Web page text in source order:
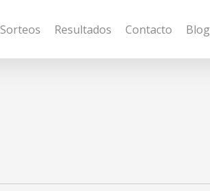
Sorteos Resultados Contacto Blog